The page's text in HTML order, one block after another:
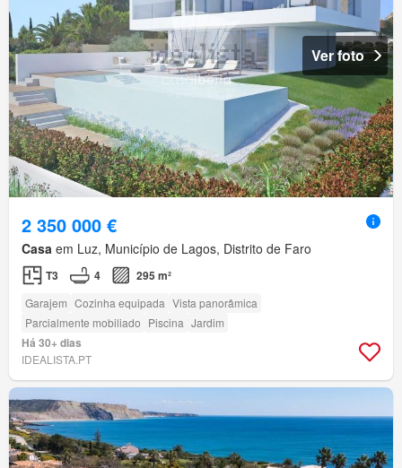
Ver foto
2 350 000 €
Casa em Luz, Município de Lagos, Distrito de Faro
T3 4 295 m²
Garajem Cozinha equipada Vista panorâmica
Parcialmente mobiliado Piscina Jardim
Há 30+ dias
IDEALISTA.PT